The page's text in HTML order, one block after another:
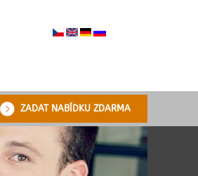
ZADAT NABÍDKU ZDARMA